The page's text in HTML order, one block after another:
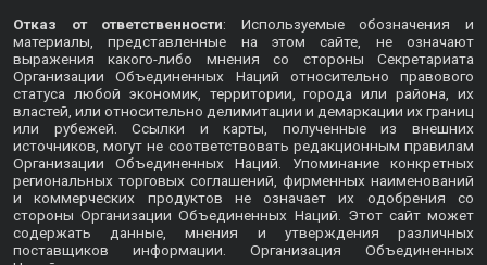
Отказ от ответственности: Используемые обозначения и
материалы, представленные на этом сайте, не означают
выражения какого-либо мнения со стороны Секретариата
Организации Объединенных Наций относительно правового
статуса любой экономик, территории, города или района, их
властей, или относительно делимитации и демаркации их границ
или рубежей. Ссылки и карты, полученные из внешних
источников, могут не соответствовать редакционным правилам
Организации Объединенных Наций. Упоминание конкретных
региональных торговых соглашений, фирменных наименований
и коммерческих продуктов не означает их одобрения со
стороны Организации Объединенных Наций. Этот сайт может
содержать данные, мнения и утверждения различных
поставщиков информации. Организация Объединенных